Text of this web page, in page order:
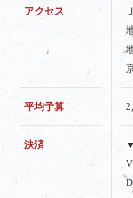
アクセス
平均予算
決済